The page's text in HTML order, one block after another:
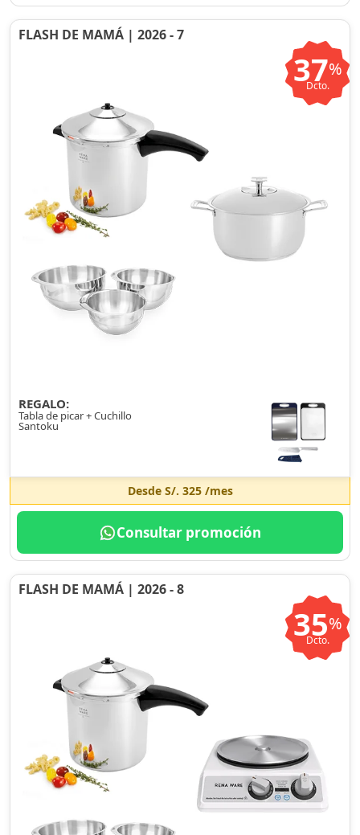
FLASH DE MAMÁ | 2026 - 7
37%
Dcto.
REGALO:
Tabla de picar + Cuchillo
Santoku
Desde S/. 325/mes
Consultar promoción
FLASH DE MAMÁ | 2026 - 8
35%
Dcto.